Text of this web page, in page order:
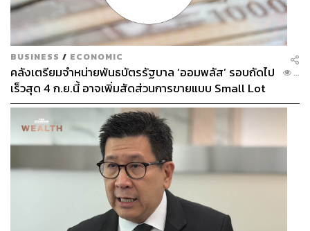
BUSINESS / ECONOMIC
คลังเตรียมจำหน่ายพันธบัตรรัฐบาล ‘ออมพลัส’ รอบถัดไป
เร็วสุด 4 ก.ย.นี้ อาจเพิ่มสัดส่วนการขายแบบ Small Lot
First มากขึ้น
...